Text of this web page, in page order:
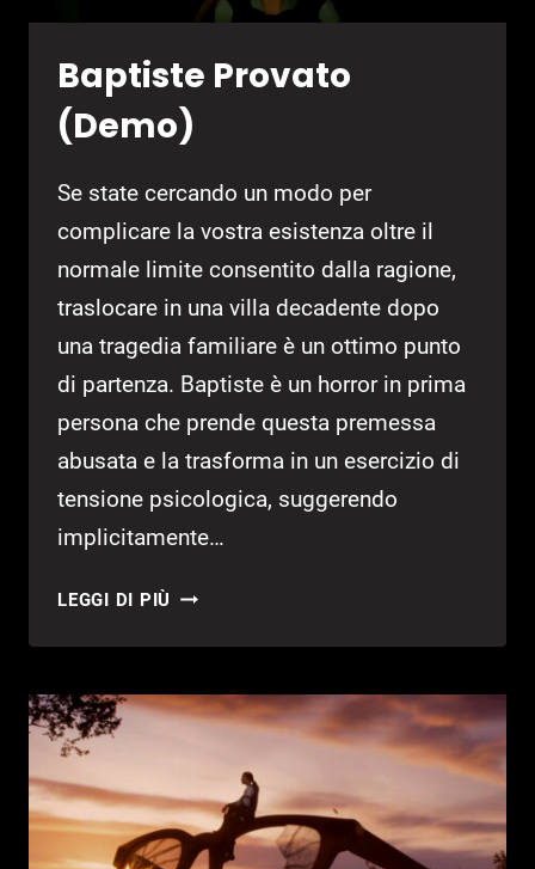
Baptiste Provato
(Demo)
Se state cercando un modo per
complicare la vostra esistenza oltre il
normale limite consentito dalla ragione,
traslocare in una villa decadente dopo
una tragedia familiare è un ottimo punto
di partenza. Baptiste è un horror in prima
persona che prende questa premessa
abusata e la trasforma in un esercizio di
tensione psicologica, suggerendo
implicitamente…
LEGGI DI PIÙ BAPTISTE